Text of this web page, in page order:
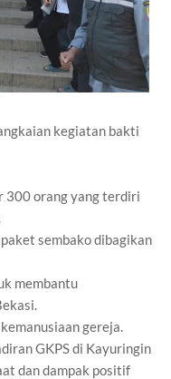
kegiatan bakti
300 orang yang terdiri
sembako dibagikan
membantu
gereja.
GKPS di Kayuringin
dan dampak positif